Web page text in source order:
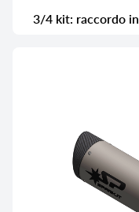
3/4 kit: raccordo